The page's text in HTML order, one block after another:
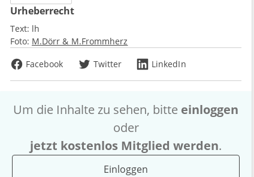
Urheberrecht
Text: lh
Foto: M.Dörr & M.Frommherz
Facebook
Twitter LinkedIn
Um die Inhalte zu sehen, bitte einloggen
oder
jetzt kostenlos Mitglied werden.
Einloggen